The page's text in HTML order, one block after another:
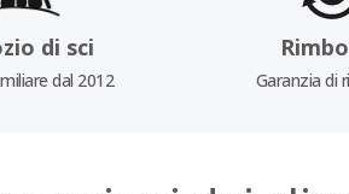
di sci
dal 2012 Garanzia di